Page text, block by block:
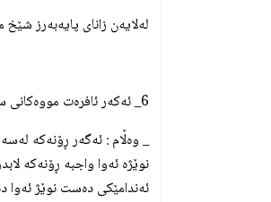
له‌لایه‌ن زانای پایه‌به‌رز
6_ ئه‌كه‌ر ئافره‌ت مووه‌كانی سه‌ری به‌ڕۆن چه‌ور كرد پاشان مه‌سحی له‌سه‌ر كرد یان ده‌ست نوێژه‌كه‌ی دروسته‌ ؟
_ وه‌ڵام : ئه‌گه‌ر ڕۆنه‌كه‌
نوێژه‌ ئه‌وا واجبه‌ ڕۆنه‌كه‌
ئه‌ندامێكی ده‌ست نوێژ